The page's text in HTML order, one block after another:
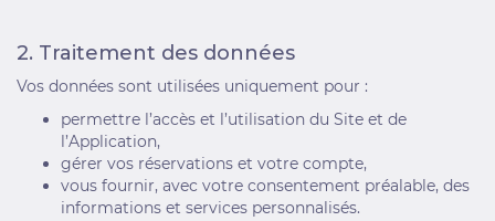
2. Traitement des données
Vos données sont utilisées uniquement pour :
permettre l’accès et l’utilisation du Site et de
l’Application,
gérer vos réservations et votre compte,
vous fournir, avec votre consentement préalable, des
informations et services personnalisés.